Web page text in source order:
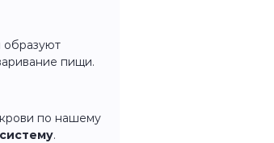
образуют
пищи.
по нашему
систему.